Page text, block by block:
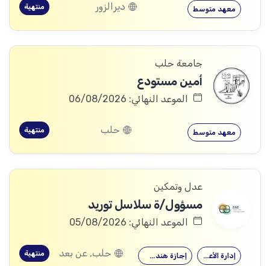
معهد متوسط ديرالزور منتهية
جامعة حلب
أمين مستودع
الموعد النهائي: 06/08/2026
معهد متوسط حلب منتهية
عدل وتمكين
مسؤول/ة سلاسل توريد
الموعد النهائي: 05/08/2026
إجازة هندسية… إدارة الأعمال حلب, عن بعد منتهية